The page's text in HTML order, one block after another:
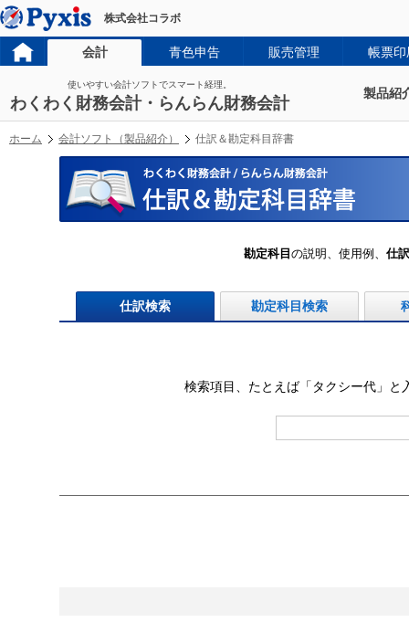
株式会社コラボ
会計 青色申告 販売管理 帳票印
使いやすい会計ソフトでスマート経理。
わくわく財務会計・らんらん財務会計
製品紹
ホーム 会計ソフト（製品紹介） 仕訳＆勘定科目辞書
勘定科目 の説明、使用例、 仕
仕訳検索 勘定科目検索
検索項目、たとえば「タクシー代」と